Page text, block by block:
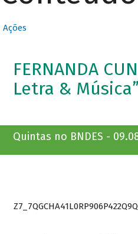
Ações
FERNANDA
Letra & Música”
Quintas no BNDES -